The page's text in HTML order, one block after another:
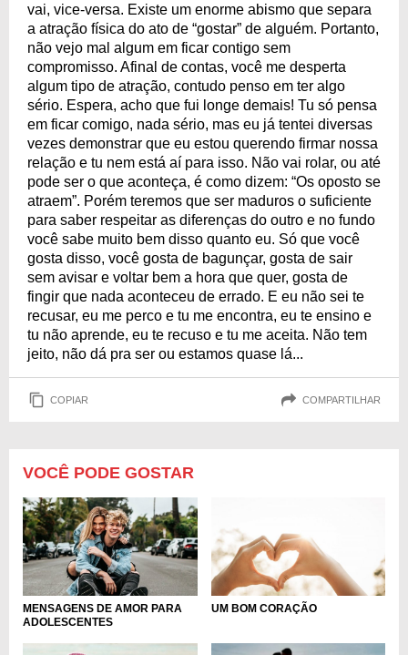
vai, vice-versa. Existe um enorme abismo que separa
a atração física do ato de “gostar” de alguém. Portanto,
não vejo mal algum em ficar contigo sem
compromisso. Afinal de contas, você me desperta
algum tipo de atração, contudo penso em ter algo
sério. Espera, acho que fui longe demais! Tu só pensa
em ficar comigo, nada sério, mas eu já tentei diversas
vezes demonstrar que eu estou querendo firmar nossa
relação e tu nem está aí para isso. Não vai rolar, ou até
pode ser o que aconteça, é como dizem: “Os oposto se
atraem”. Porém teremos que ser maduros o suficiente
para saber respeitar as diferenças do outro e no fundo
você sabe muito bem disso quanto eu. Só que você
gosta disso, você gosta de bagunçar, gosta de sair
sem avisar e voltar bem a hora que quer, gosta de
fingir que nada aconteceu de errado. E eu não sei te
recusar, eu me perco e tu me encontra, eu te ensino e
tu não aprende, eu te recuso e tu me aceita. Não tem
jeito, não dá pra ser ou estamos quase lá...
COPIAR COMPARTILHAR
VOCÊ PODE GOSTAR
MENSAGENS DE AMOR PARA
ADOLESCENTES
UM BOM CORAÇÃO